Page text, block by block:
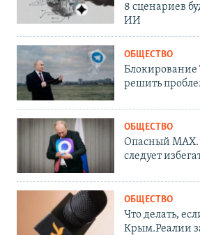
8 сценариев
ИИ
ОБЩЕСТВО
Блокирование
решить
ОБЩЕСТВО
Опасный MAX.
следует
ОБЩЕСТВО
Что делать,
Крым.Реалии